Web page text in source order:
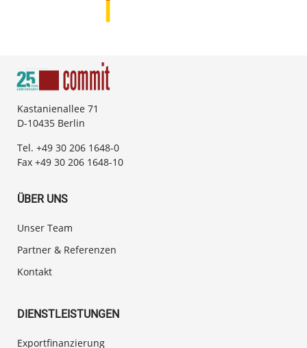
Kastanienallee 71
D-10435 Berlin
Tel. +49 30 206 1648-0
Fax +49 30 206 1648-10
ÜBER UNS
Unser Team
Partner & Referenzen
Kontakt
DIENSTLEISTUNGEN
Exportfinanzierung